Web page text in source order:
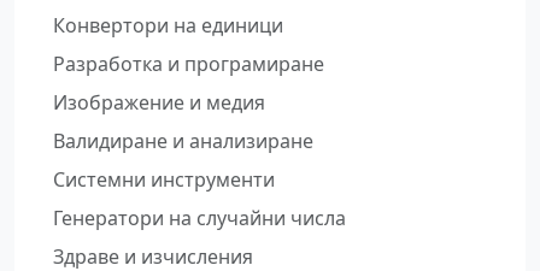
Конвертори на единици
Разработка и програмиране
Изображение и медия
Валидиране и анализиране
Системни инструменти
Генератори на случайни числа
Здраве и изчисления